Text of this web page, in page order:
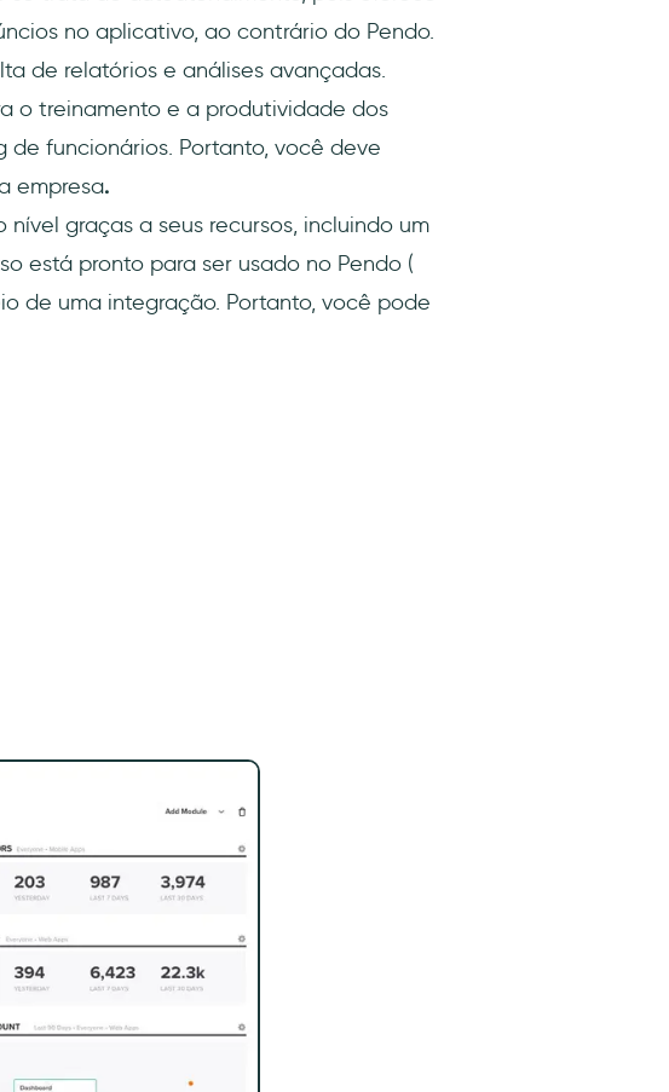
no aplicativo, ao contrário do Pendo.
de relatórios e análises avançadas.
o treinamento e a produtividade dos
funcionários. Portanto, você deve
empresa.
graças a seus recursos, incluindo um
está pronto para ser usado no Pendo (
de uma integração. Portanto, você pode